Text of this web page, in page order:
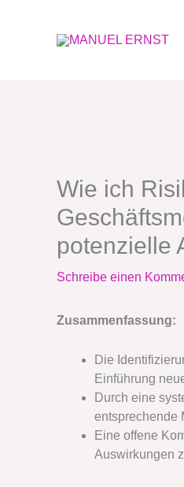
Wie ich
potenzielle
Schreibe einen
Zusammenfassung:
Die
Einführung
Durch eine
entsprechende
Eine offene
Auswirkungen